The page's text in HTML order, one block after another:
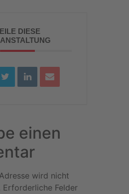
DIESE
einen
wird nicht
Erforderliche Felder